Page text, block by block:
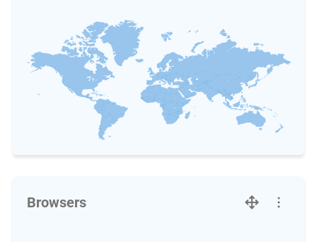
Browsers